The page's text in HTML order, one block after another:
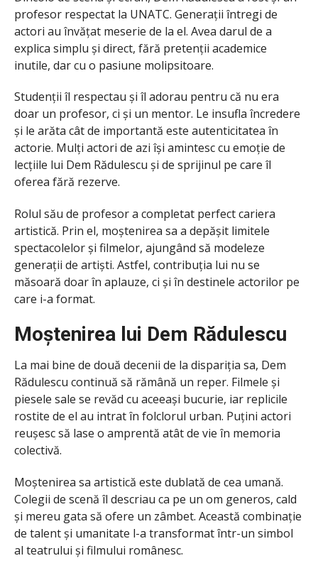
profesor respectat la UNATC. Generații întregi de
actori au învățat meserie de la el. Avea darul de a
explica simplu și direct, fără pretenții academice
inutile, dar cu o pasiune molipsitoare.
Studenții îl respectau și îl adorau pentru că nu era
doar un profesor, ci și un mentor. Le insufla încredere
și le arăta cât de importantă este autenticitatea în
actorie. Mulți actori de azi își amintesc cu emoție de
lecțiile lui Dem Rădulescu și de sprijinul pe care îl
oferea fără rezerve.
Rolul său de profesor a completat perfect cariera
artistică. Prin el, moștenirea sa a depășit limitele
spectacolelor și filmelor, ajungând să modeleze
generații de artiști. Astfel, contribuția lui nu se
măsoară doar în aplauze, ci și în destinele actorilor pe
care i-a format.
Moștenirea lui Dem Rădulescu
La mai bine de două decenii de la dispariția sa, Dem
Rădulescu continuă să rămână un reper. Filmele și
piesele sale se revăd cu aceeași bucurie, iar replicile
rostite de el au intrat în folclorul urban. Puțini actori
reușesc să lase o amprentă atât de vie în memoria
colectivă.
Moștenirea sa artistică este dublată de cea umană.
Colegii de scenă îl descriau ca pe un om generos, cald
și mereu gata să ofere un zâmbet. Această combinație
de talent și umanitate l-a transformat într-un simbol
al teatrului și filmului românesc.